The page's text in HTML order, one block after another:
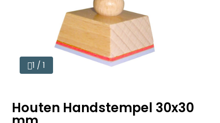
1 / 1
Houten Handstempel 30x30